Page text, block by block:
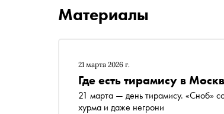
Материалы
21 марта 2026 г.
Где есть тирамису в
21 марта — день тирамису. «Сноб»
хурма и даже негрони